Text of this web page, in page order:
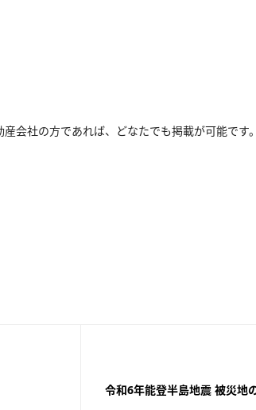
会社の方であれば、どなたでも掲載が可能です。
令和6年能登半島地震 被災地